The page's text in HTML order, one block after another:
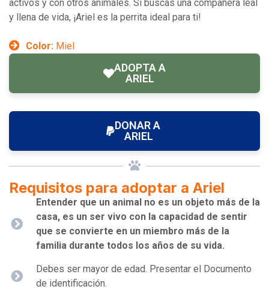
activos y con otros animales. Si buscas una compañera leal
y llena de vida, ¡Ariel es la perrita ideal para ti!
Color: Miel
ADOPTA A
ARIEL
DONAR A
ARIEL
Requisitos para adoptar a Ariel
Entender que un animal no es un objeto más de la
casa, es un ser vivo con la capacidad de sentir
que se convierte en un miembro más de la
familia durante todos los años de su vida.
Debes ser mayor de edad. Presentar el Documento
de identificación.